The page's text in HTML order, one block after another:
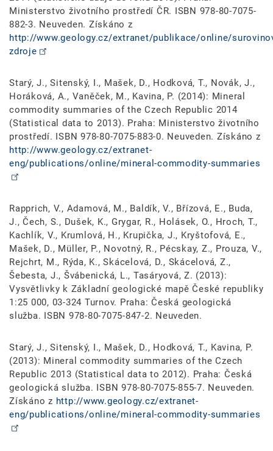
Ministerstvo životního prostředí ČR. ISBN 978-80-7075-
882-3. Neuveden. Získáno z
http://www.geology.cz/extranet/publikace/online/
zdroje
Starý, J., Sitenský, I., Mašek, D., Hodková, T., Novák, J.,
Horáková, A., Vaněček, M., Kavina, P. (2014): Mineral
commodity summaries of the Czech Republic 2014
(Statistical data to 2013). Praha: Ministerstvo životního
prostředí. ISBN 978-80-7075-883-0. Neuveden. Získáno z
http://www.geology.cz/extranet-
eng/publications/online/mineral-commodity-summaries
Rapprich, V., Adamová, M., Baldík, V., Břízová, E., Buda,
J., Čech, S., Dušek, K., Grygar, R., Holásek, O., Hroch, T.,
Kachlík, V., Krumlová, H., Krupička, J., Kryštofová, E.,
Mašek, D., Müller, P., Novotný, R., Pécskay, Z., Prouza, V.,
Rejchrt, M., Rýda, K., Skácelová, D., Skácelová, Z.,
Šebesta, J., Švábenická, L., Tasáryová, Z. (2013):
Vysvětlivky k Základní geologické mapě České republiky
1:25 000, 03-324 Turnov. Praha: Česká geologická
služba. ISBN 978-80-7075-847-2. Neuveden.
Starý, J., Sitenský, I., Mašek, D., Hodková, T., Kavina, P.
(2013): Mineral commodity summaries of the Czech
Republic 2013 (Statistical data to 2012). Praha: Česká
geologická služba. ISBN 978-80-7075-855-7. Neuveden.
Získáno z http://www.geology.cz/extranet-
eng/publications/online/mineral-commodity-summaries